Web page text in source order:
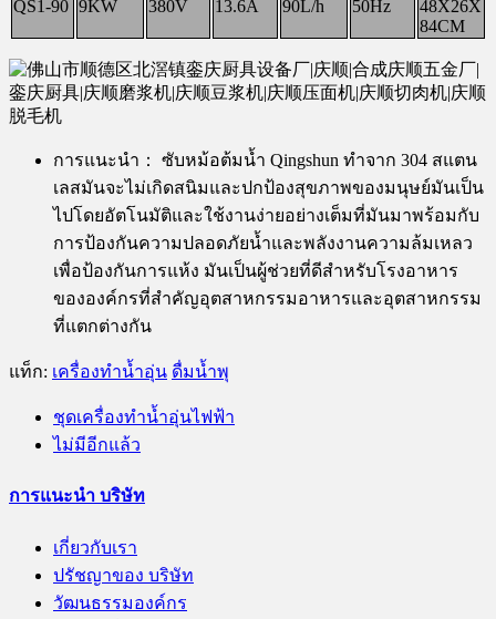
QS1-90 9KW 380V 13.6A 90L/h 50Hz
48X26X
84CM
การแนะนำ：
ซับหม้อต้มน้ำ Qingshun ทำจาก 304 สแตน
เลสมันจะไม่เกิดสนิมและปกป้องสุขภาพของมนุษย์มันเป็น
ไปโดยอัตโนมัติและใช้งานง่ายอย่างเต็มที่มันมาพร้อมกับ
การป้องกันความปลอดภัยน้ำและพลังงานความล้มเหลว
เพื่อป้องกันการแห้ง มันเป็นผู้ช่วยที่ดีสำหรับโรงอาหาร
ขององค์กรที่สำคัญอุตสาหกรรมอาหารและอุตสาหกรรม
ที่แตกต่างกัน
แท็ก: เครื่องทำน้ำอุ่น ดื่มน้ำพุ
ชุดเครื่องทำน้ำอุ่นไฟฟ้า
ไม่มีอีกแล้ว
การแนะนำ บริษัท
เกี่ยวกับเรา
ปรัชญาของ บริษัท
วัฒนธรรมองค์กร